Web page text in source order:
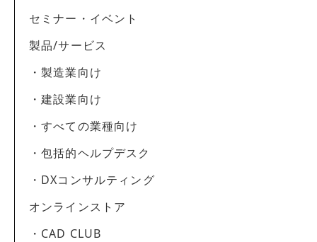
セミナー・イベント
製品/サービス
・製造業向け
・建設業向け
・すべての業種向け
・包括的ヘルプデスク
・DXコンサルティング
オンラインストア
・CAD CLUB